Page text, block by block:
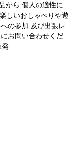
ら 個人の適性に
しいおしゃべりや遊
の参加 及び出張レ
お問い合わせくだ
り⭕️ 単発